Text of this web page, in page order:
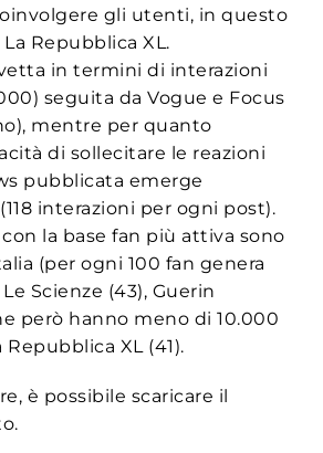
gli utenti, in questo
Repubblica XL.
in termini di interazioni
seguita da Vogue e Focus
mentre per quanto
di sollecitare le reazioni
pubblicata emerge
interazioni per ogni post).
la base fan più attiva sono
(per ogni 100 fan genera
Scienze (43), Guerin
però hanno meno di 10.000
Repubblica XL (41).
è possibile scaricare il